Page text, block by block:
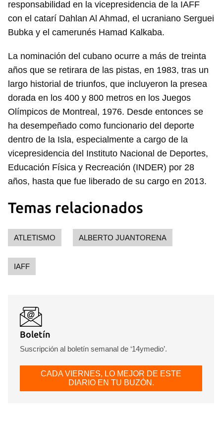
responsabilidad en la vicepresidencia de la IAFF
con el catarí Dahlan Al Ahmad, el ucraniano Serguei
Bubka y el camerunés Hamad Kalkaba.
La nominación del cubano ocurre a más de treinta
años que se retirara de las pistas, en 1983, tras un
largo historial de triunfos, que incluyeron la presea
dorada en los 400 y 800 metros en los Juegos
Olímpicos de Montreal, 1976. Desde entonces se
ha desempeñado como funcionario del deporte
dentro de la Isla, especialmente a cargo de la
vicepresidencia del Instituto Nacional de Deportes,
Educación Física y Recreación (INDER) por 28
años, hasta que fue liberado de su cargo en 2013.
Temas relacionados
ATLETISMO ALBERTO JUANTORENA
IAFF
Boletín
Suscripción al boletín semanal de ‘14ymedio’.
CADA VIERNES, LO MEJOR DE ESTE
DIARIO EN TU BUZÓN.